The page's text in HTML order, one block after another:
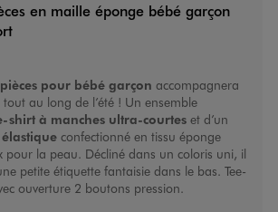
en maille éponge bébé garçon
pour bébé garçon accompagnera
au long de l’été ! Un ensemble
shirt à manches ultra-courtes et d’un
confectionné en tissu éponge
pour la peau. Décliné dans un coloris uni, il
petite étiquette fantaisie dans le bas. Tee-
ouverture 2 boutons pression.